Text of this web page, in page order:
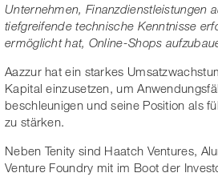
Unternehmen, Finanzdienstleistungen
tiefgreifende technische Kenntnisse
ermöglicht hat, Online-Shops
Aazzur hat ein starkes
Kapital einzusetzen, um
beschleunigen und seine Position als
zu stärken.
Neben Tenity sind Haatch Ventures,
Venture Foundry mit im Boot der